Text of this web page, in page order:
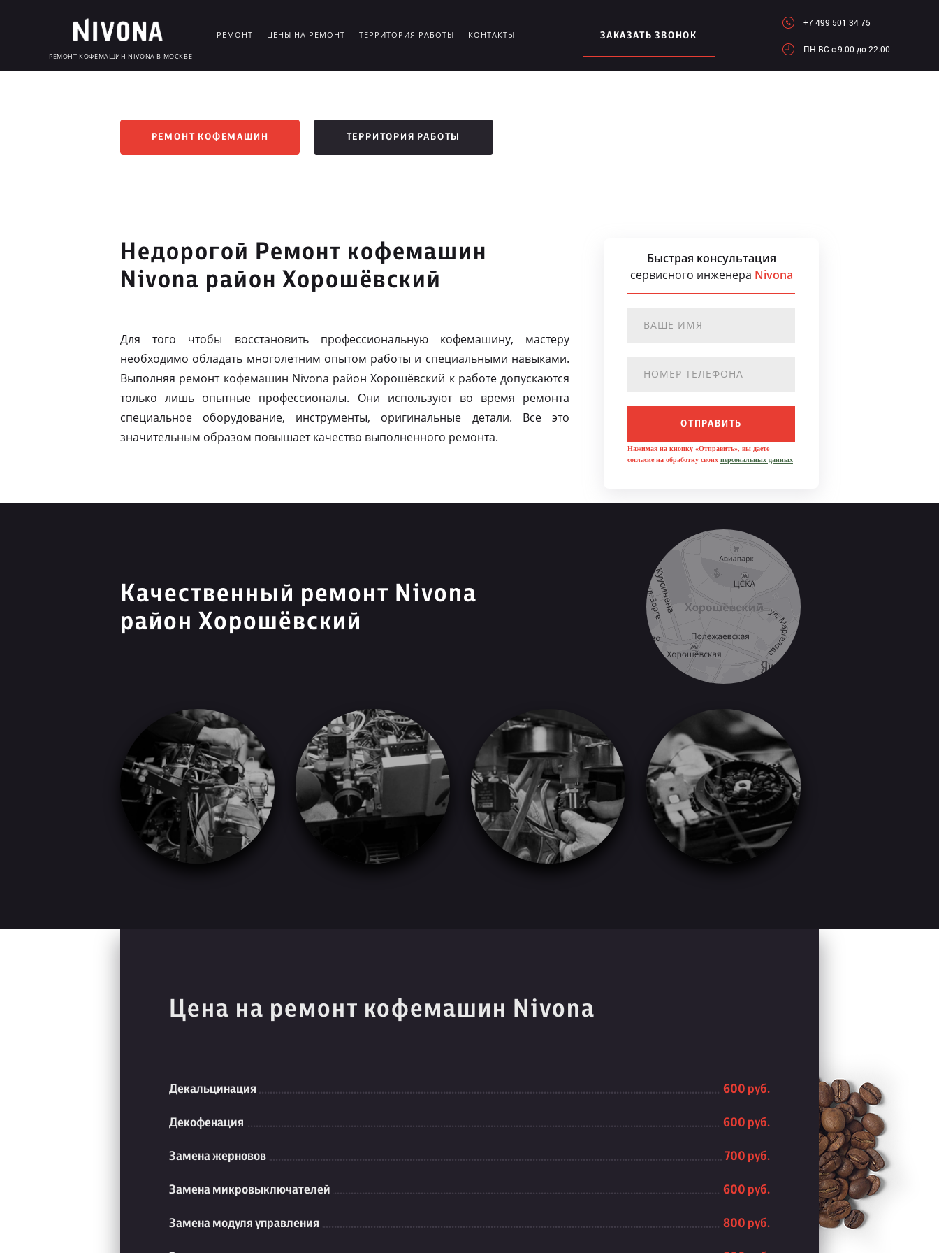
РЕМОНТ КОФЕМАШИН NIVONA В МОСКВЕ
РЕМОНТ ЦЕНЫ НА РЕМОНТ ТЕРРИТОРИЯ РАБОТЫ КОНТАКТЫ ЗАКАЗАТЬ ЗВОНОК
+7 499 501 34 75
ПН-ВC c 9.00 до 22.00
РЕМОНТ КОФЕМАШИН ТЕРРИТОРИЯ РАБОТЫ
Недорогой Ремонт кофемашин
Nivona район Хорошёвский
Для того чтобы восстановить профессиональную кофемашину, мастеру
необходимо обладать многолетним опытом работы и специальными навыками.
Выполняя ремонт кофемашин Nivona район Хорошёвский к работе допускаются
только лишь опытные профессионалы. Они используют во время ремонта
специальное оборудование, инструменты, оригинальные детали. Все это
значительным образом повышает качество выполненного ремонта.
Быстрая консультация
сервисного инженера Nivona
ОТПРАВИТЬ
Нажимая на кнопку «Отправить», вы даете
согласие на обработку своих персональных данных
Качественный ремонт Nivona
район Хорошёвский
Цена на ремонт кофемашин Nivona
Декальцинация 600 руб.
Декофенация 600 руб.
Замена жерновов 700 руб.
Замена микровыключателей 600 руб.
Замена модуля управления 800 руб.